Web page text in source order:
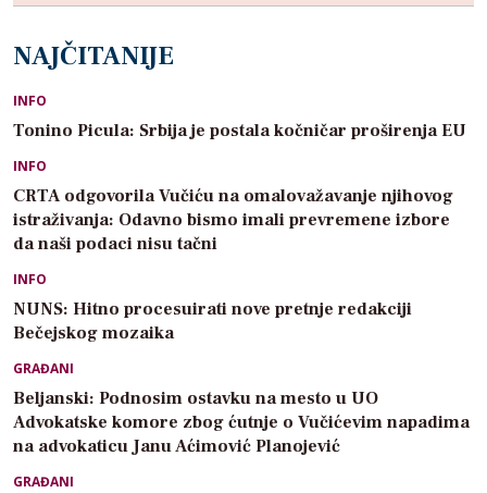
NAJČITANIJE
INFO
Tonino Picula: Srbija je postala kočničar proširenja EU
INFO
CRTA odgovorila Vučiću na omalovažavanje njihovog
istraživanja: Odavno bismo imali prevremene izbore
da naši podaci nisu tačni
INFO
NUNS: Hitno procesuirati nove pretnje redakciji
Bečejskog mozaika
GRAĐANI
Beljanski: Podnosim ostavku na mesto u UO
Advokatske komore zbog ćutnje o Vučićevim napadima
na advokaticu Janu Aćimović Planojević
GRAĐANI